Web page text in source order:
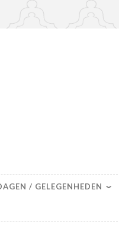
/ GELEGENHEDEN